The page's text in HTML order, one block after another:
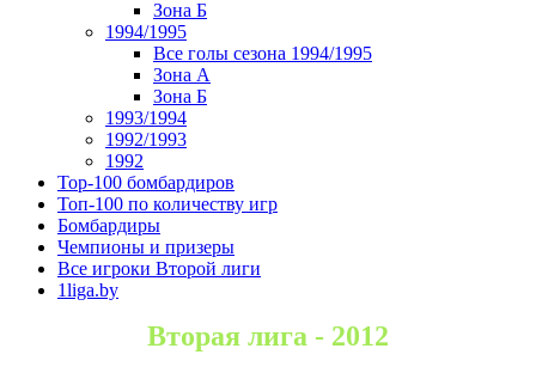
Зона Б
1994/1995
Все голы сезона 1994/1995
Зона А
Зона Б
1993/1994
1992/1993
1992
Top-100 бомбардиров
Топ-100 по количеству игр
Бомбардиры
Чемпионы и призеры
Все игроки Второй лиги
1liga.by
Вторая лига - 2012